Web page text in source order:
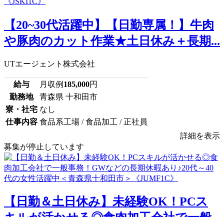
【20~30代活躍中】【日勤専属！】牛肉
や豚肉のカット作業★土日休み＋長期...
UTエージェント株式会社
給与 月収例 185,000円
勤務地
青森県 十和田市
寮・社宅 なし
仕事内容 食品系工場 / 食品加工 / 正社員
詳細を表示
募集が停止しています
【日勤＆土日休み】未経験OK！PCス